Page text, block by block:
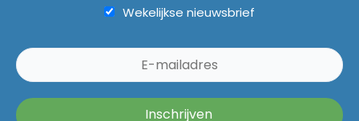
Wekelijkse nieuwsbrief